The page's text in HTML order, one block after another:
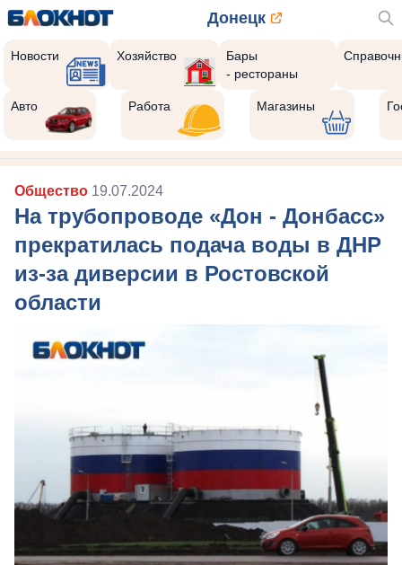
Донецк
Новости Хозяйство
Бары
- рестораны
Авто Работа Магазины
Общество 19.07.2024
На трубопроводе «Дон - Донбасс»
прекратилась подача воды в ДНР
из-за диверсии в Ростовской
области